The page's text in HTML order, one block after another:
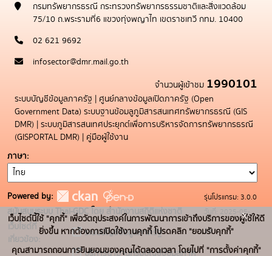
กรมทรัพยากรธรณี กระทรวงทรัพยากรธรรมชาติและสิ่งแวดล้อม
75/10 ถ.พระรามที่6 แขวงทุ่งพญาไท เขตราชเทวี กทม. 10400
02 621 9692
infosector@dmr.mail.go.th
จำนวนผู้เข้าชม 1990101
ระบบบัญชีข้อมูลภาครัฐ | ศูนย์กลางข้อมูลเปิดภาครัฐ (Open
Government Data) ระบบฐานข้อมลูภูมิสารสนเทศทรัพยากรธรณี (GIS
DMR) | ระบบภูมิสารสนเทศประยุกต์เพื่อการบริหารจัดการทรัพยากรธรณี
(GISPORTAL DMR) | คู่มือผู้ใช้งาน
ภาษา
Powered by:
สนับสนุนระบบ Thai-GDC โดย สำนักงานสถิติแห่งชาติ
เว็บไซต์ที่
เกี่ยวข้อง:
ระบบบัญชีข้อมูลภาครัฐ
บริการนามานุกรมบัญชีข้อมูลภาค
รุ่นโปรแกรม: 3.0.0
วันที่: 2025-05-
19
เว็บไซต์นี้ใช้ "คุกกี้" เพื่อวัตถุประสงค์ในการพัฒนาการเข้าถึงบริการของผู้ใช้ให้ดี
ยิ่งขึ้น หากต้องการเปิดใช้งานคุกกี้ โปรดคลิก "ยอมรับคุกกี้"
คุณสามารถถอนการยินยอมของคุณได้ตลอดเวลา โดยไปที่ "การตั้งค่าคุกกี้"
x